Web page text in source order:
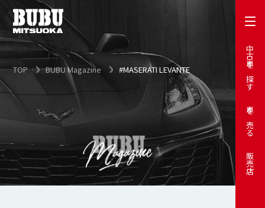
中古車を探す
車を売る
販売店
TOP BUBU Magazine #MASERATI LEVANTE